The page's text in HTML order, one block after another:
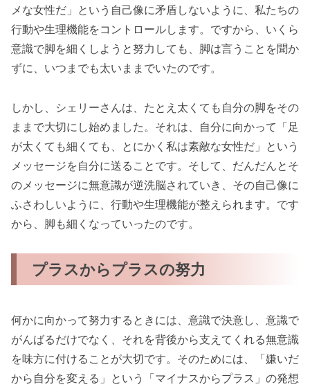
メな女性だ」という自己像に矛盾しないように、私たちの
行動や生理機能をコントロールします。ですから、いくら
意識で脚を細くしようと努力しても、脚は言うことを聞か
ずに、いつまでも太いままでいたのです。
しかし、シェリーさんは、たとえ太くても自分の脚をその
ままで大切にし始めました。それは、自分に向かって「足
が太くても細くても、とにかく私は素敵な女性だ」という
メッセージを自分に送ることです。そして、だんだんとそ
のメッセージに無意識が逆洗脳されていき、その自己像に
ふさわしいように、行動や生理機能が整えられます。です
から、脚も細くなっていったのです。
プラスからプラスの努力
何かに向かって努力するときには、意識で決意し、意識で
がんばるだけでなく、それを背後から支えてくれる無意識
を味方に付けることが大切です。そのためには、「嫌いだ
から自分を変える」という「マイナスからプラス」の発想